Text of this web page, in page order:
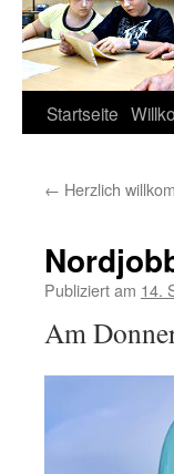
Zum
springen
Startseite
← Herzlich
Publiziert am 14.
Am